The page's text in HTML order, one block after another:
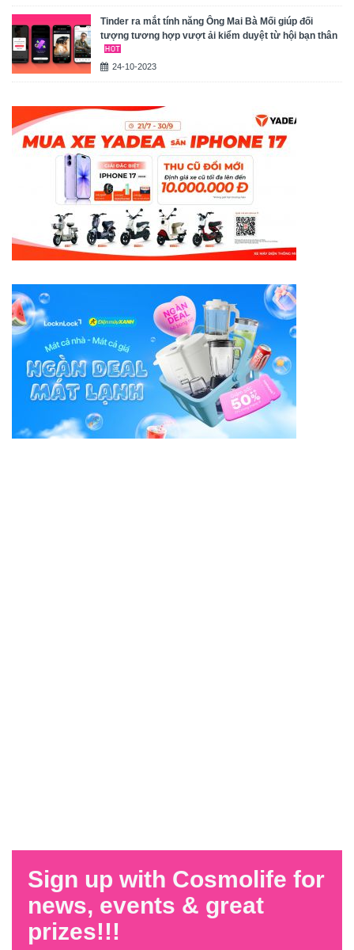
Tinder ra mắt tính năng Ông Mai Bà Mối giúp đối
tượng tương hợp vượt ải kiểm duyệt từ hội bạn thân
24-10-2023
Sign up with Cosmolife for
news, events & great
prizes!!!